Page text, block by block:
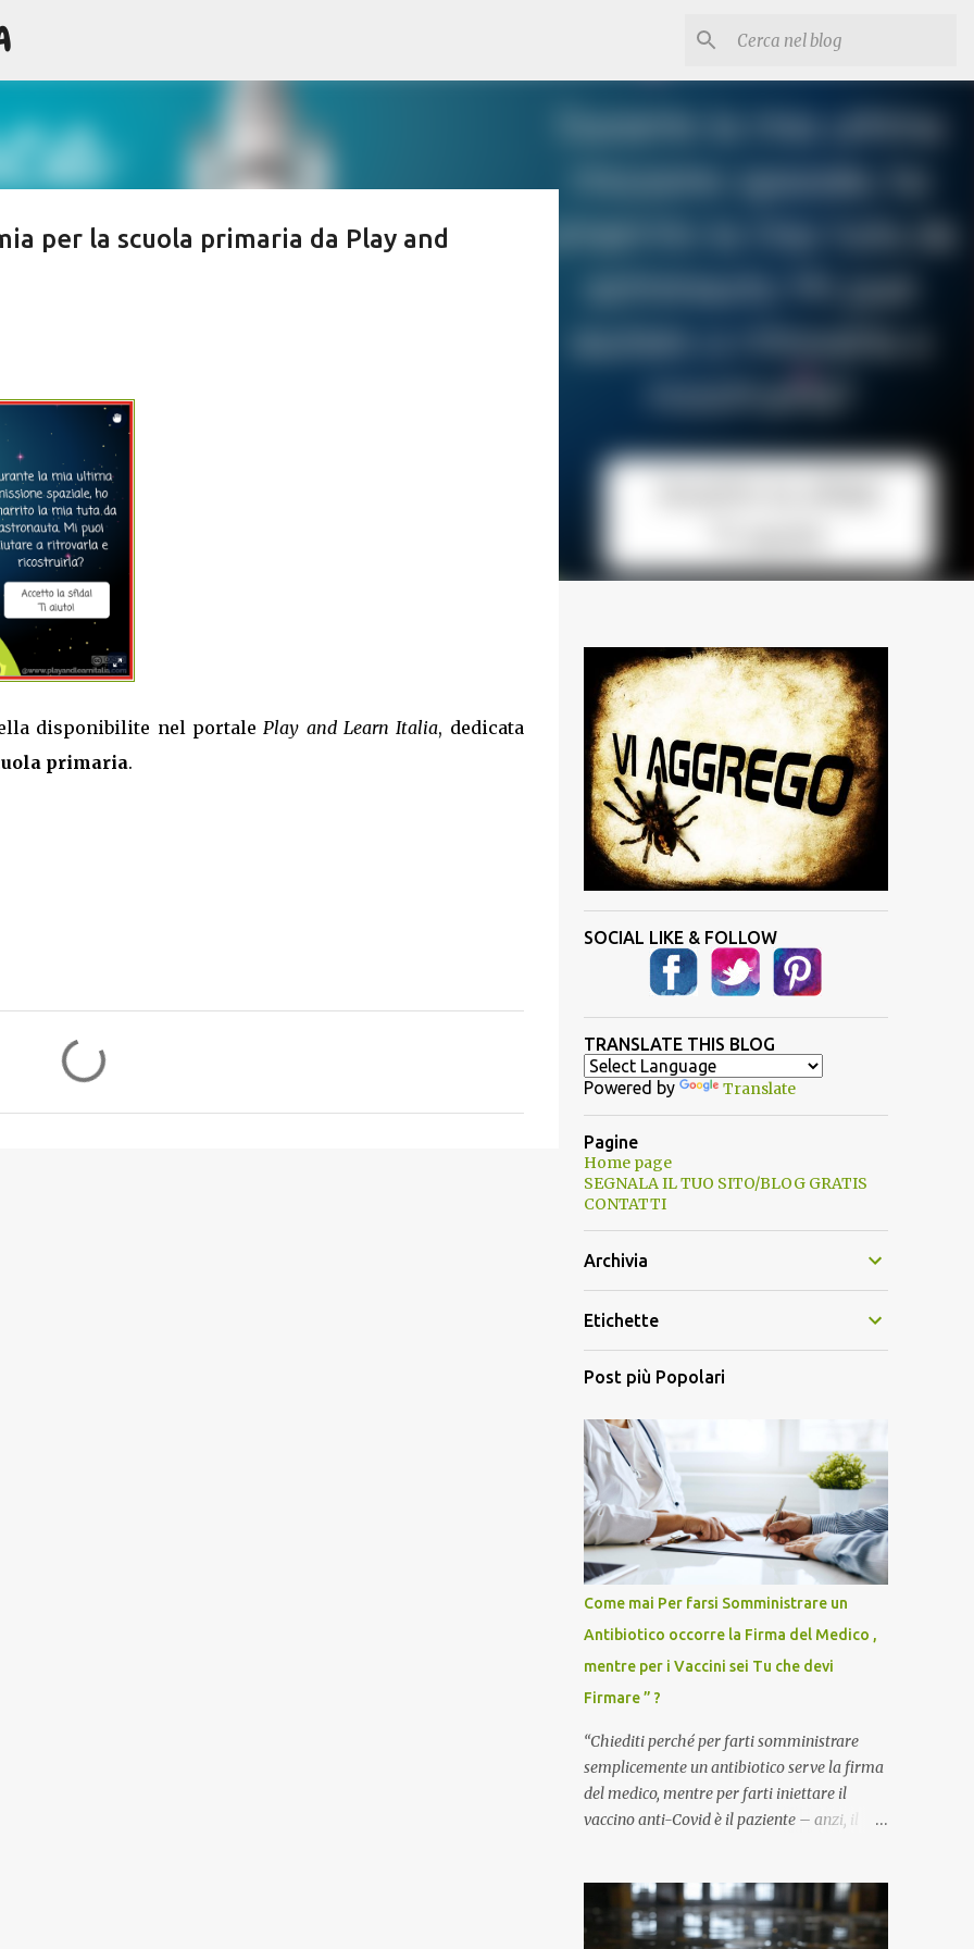
per la scuola primaria da Play and
disponibilite nel portalePlay and Learn Italia, dedicata
primaria.
SOCIAL LIKE & FOLLOW
TRANSLATE THIS BLOG
Powered by Translate
Pagine
Home page
SEGNALA IL TUO SITO/BLOG GRATIS
CONTATTI
Archivia
Etichette
Post più Popolari
Come mai Per farsi Somministrare un
Antibiotico occorre la Firma del Medico ,
mentre per i Vaccini sei Tu che devi
Firmare ” ?
“Chiediti perché per farti somministrare
semplicemente un antibiotico serve la firma
del medico, mentre per farti iniettare il
vaccino anti-Covid è il paziente – anzi, il
domanda tanto semplice quanto devastante
quella posta dal dottor Andrea Stramezzi,